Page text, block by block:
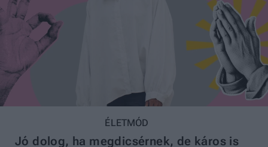
ÉLETMÓD
Jó dolog, ha megdicsérnek, de káros is